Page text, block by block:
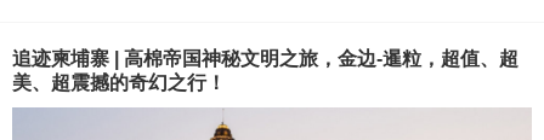
追迹柬埔寨 | 高棉帝国神秘文明之旅，金边-暹粒，超值、超
美、超震撼的奇幻之行！